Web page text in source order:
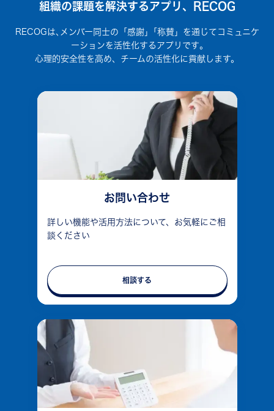
組織の課題を解決するアプリ、RECOG
RECOGは､メンバー同士の「感謝」｢称賛」を通じてコミュニケ
ーションを活性化するアプリです｡
心理的安全性を高め、チームの活性化に貢献します。
お問い合わせ
詳しい機能や活用方法について、お気軽にご相
談ください
相談する